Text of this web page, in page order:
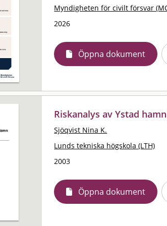
Myndigheten för civilt försvar
2026
Öppna dokument
Riskanalys av Ystad hamn
Sjöqvist Nina K.
Lunds tekniska högskola (LTH)
2003
Öppna dokument